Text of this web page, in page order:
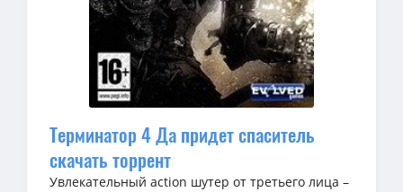
Терминатор 4 Да придет спаситель
скачать торрент
Увлекательный action шутер от третьего лица –